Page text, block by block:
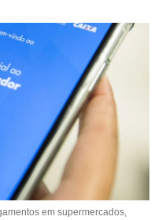
em supermercados,